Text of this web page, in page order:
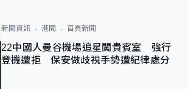
新聞資訊 港聞 首頁新聞
22中國人曼谷機場追星闖貴賓室 強行
登機遭拒 保安做歧視手勢遭紀律處分